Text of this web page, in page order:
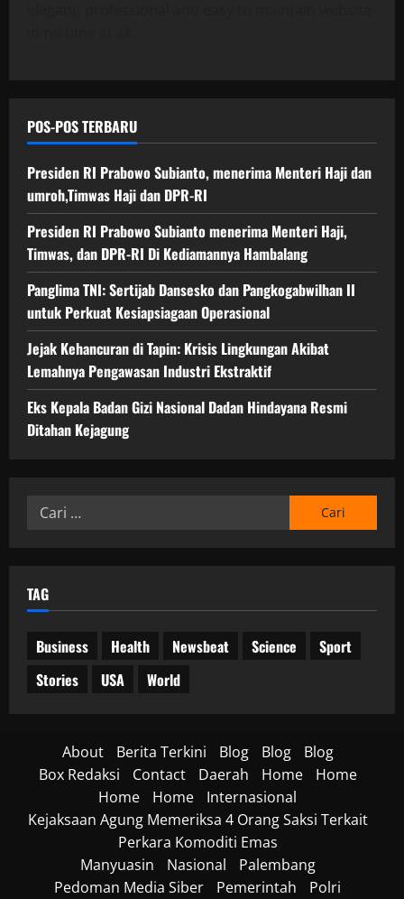
POS-POS TERBARU
Presiden RI Prabowo Subianto, menerima Menteri Haji dan
umroh,Timwas Haji dan DPR-RI
Presiden RI Prabowo Subianto menerima Menteri Haji,
Timwas, dan DPR-RI Di Kediamannya Hambalang
Panglima TNI: Sertijab Dansesko dan Pangkogabwilhan II
untuk Perkuat Kesiapsiagaan Operasional
Jejak Kehancuran di Tapin: Krisis Lingkungan Akibat
Lemahnya Pengawasan Industri Ekstraktif
Eks Kepala Badan Gizi Nasional Dadan Hindayana Resmi
Ditahan Kejagung
Cari
TAG
Business Health Newsbeat Science
Sport
Stories
USA World
About Berita Terkini Blog Blog
Blog
Box Redaksi
Contact Daerah Home
Home
Home
Home
Internasional
Kejaksaan Agung Memeriksa 4 Orang Saksi Terkait
Perkara Komoditi Emas
Manyuasin
Nasional
Palembang
Pedoman Media Siber
Pemerintah
Polri